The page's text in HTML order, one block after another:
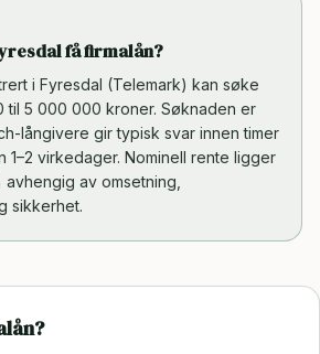
få firmalån?
i Fyresdal (Telemark) kan søke
til 5 000 000 kroner. Søknaden er
långivere gir typisk svar innen timer
1–2 virkedager. Nominell rente ligger
av omsetning,
sikkerhet.